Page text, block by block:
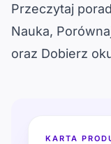
Przeczytaj
Nauka,
oraz Dobierz
KARTA